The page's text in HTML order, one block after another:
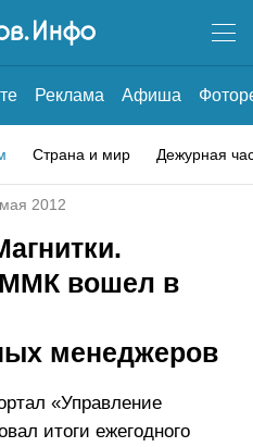
Реклама Афиша
Страна и мир Дежурная
2012
ММК вошел в
менеджеров
«Управление
итоги ежегодного